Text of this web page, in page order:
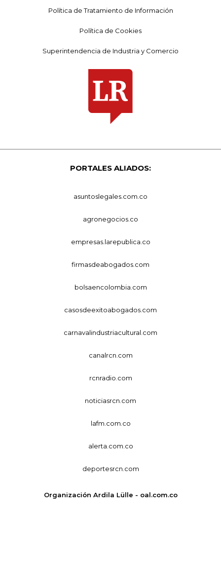
Política de Tratamiento de Información
Política de Cookies
Superintendencia de Industria y Comercio
PORTALES ALIADOS:
asuntoslegales.com.co
agronegocios.co
empresas.larepublica.co
firmasdeabogados.com
bolsaencolombia.com
casosdeexitoabogados.com
carnavalindustriacultural.com
canalrcn.com
rcnradio.com
noticiasrcn.com
lafm.com.co
alerta.com.co
deportesrcn.com
Organización Ardila Lülle - oal.com.co